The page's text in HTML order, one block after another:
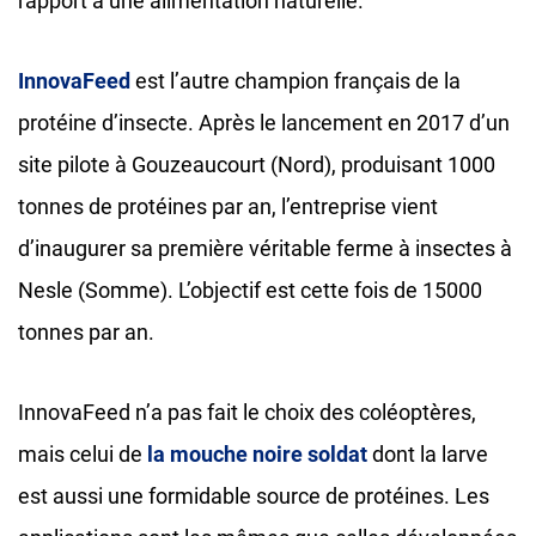
InnovaFeed est l’autre champion français de la
protéine d’insecte. Après le lancement en 2017 d’un
site pilote à Gouzeaucourt (Nord), produisant 1000
tonnes de protéines par an, l’entreprise vient
d’inaugurer sa première véritable ferme à insectes à
Nesle (Somme). L’objectif est cette fois de 15000
tonnes par an.
InnovaFeed n’a pas fait le choix des coléoptères,
mais celui de la mouche noire soldatdont la larve
est aussi une formidable source de protéines. Les